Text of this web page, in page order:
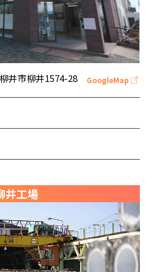
井市柳井1574-28 GoogleMap
井工場